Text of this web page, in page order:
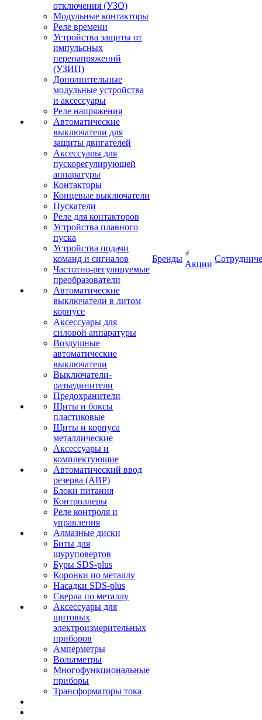
отключения (УЗО)
Модульные контакторы
Реле времени
Устройства защиты от
импульсных
перенапряжений
(УЗИП)
Дополнительные
модульные устройства
и аксессуары
Реле напряжения
Автоматические
выключатели для
защиты двигателей
Аксессуары для
пускорегулирующей
аппаратуры
Контакторы
Концевые выключатели
Пускатели
Реле для контакторов
Устройства плавного
пуска
Устройства подачи
команд и сигналов
Частотно-регулируемые
преобразователи
Автоматические
выключатели в литом
корпусе
Аксессуары для
силовой аппаратуры
Воздушные
автоматические
выключатели
Выключатели-
разъединители
Предохранители
Щиты и боксы
пластиковые
Щиты и корпуса
металлические
Аксессуары и
комплектующие
Автоматический ввод
резерва (АВР)
Блоки питания
Контроллеры
Реле контроля и
управления
Алмазные диски
Биты для
шуруповертов
Буры SDS-plus
Коронки по металлу
Насадки SDS-plus
Сверла по металлу
Аксессуары для
щитовых
электроизмерительных
приборов
Амперметры
Вольтметры
Многофункциональные
приборы
Трансформаторы тока
Бренды
Акции